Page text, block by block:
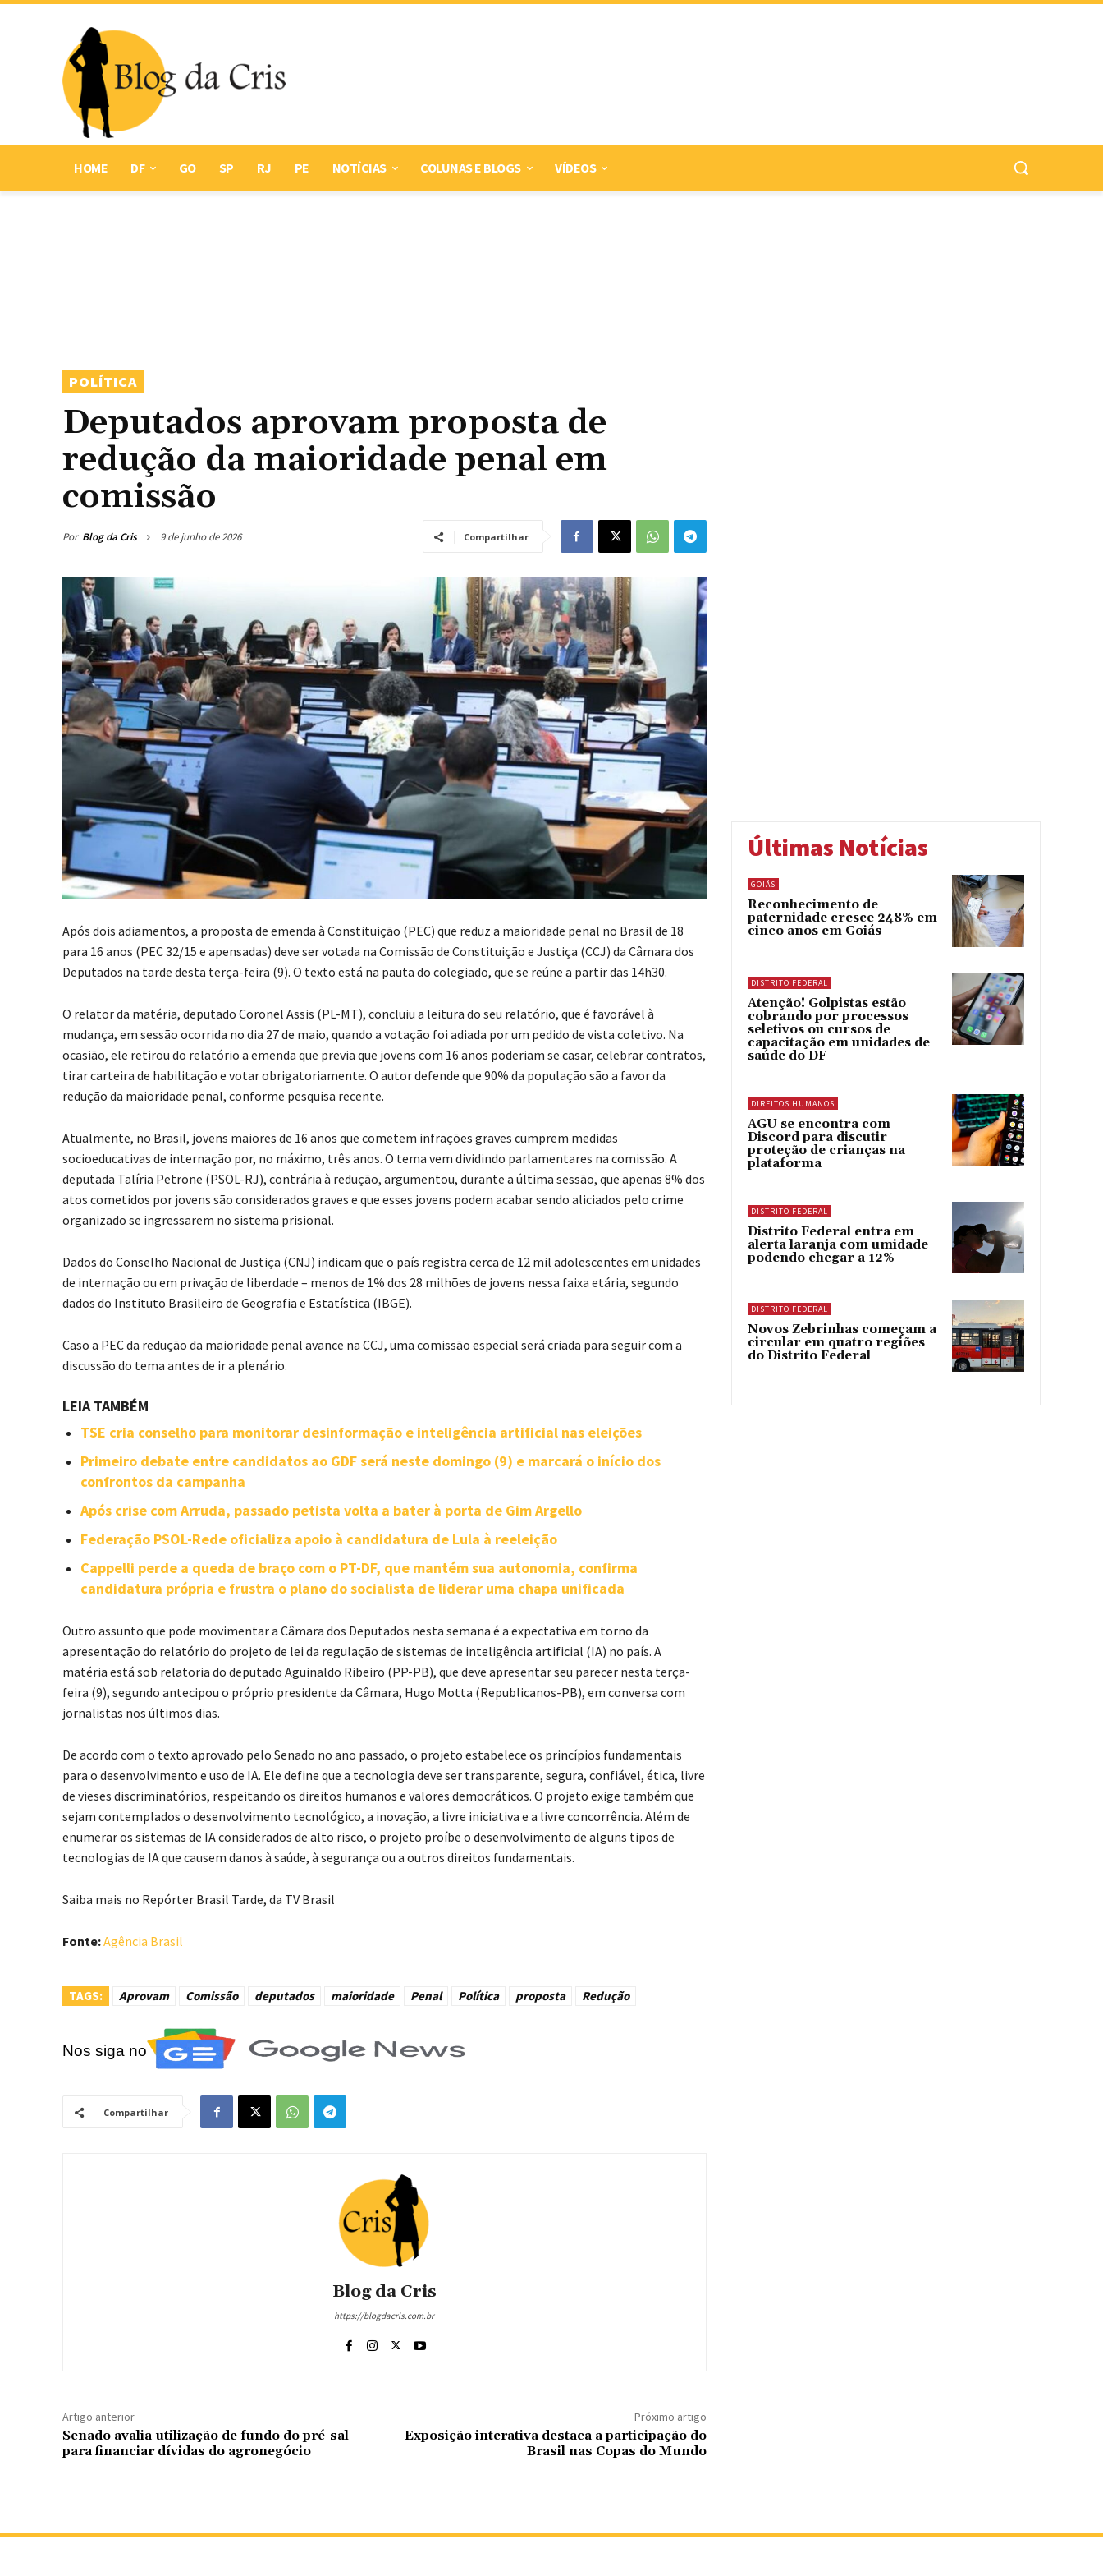
HOME DF GO SP RJ PE NOTÍCIAS COLUNAS E BLOGS VÍDEOS
POLÍTICA
Deputados aprovam proposta de
redução da maioridade penal em
comissão
Por Blog da Cris 9 de junho de 2026 Compartilhar
Após dois adiamentos, a proposta de emenda à Constituição (PEC) que reduz a maioridade penal no Brasil de 18
para 16 anos (PEC 32/15 e apensadas) deve ser votada na Comissão de Constituição e Justiça (CCJ) da Câmara dos
Deputados na tarde desta terça-feira (9). O texto está na pauta do colegiado, que se reúne a partir das 14h30.
O relator da matéria, deputado Coronel Assis (PL-MT), concluiu a leitura do seu relatório, que é favorável à
mudança, em sessão ocorrida no dia 27 de maio, quando a votação foi adiada por um pedido de vista coletivo. Na
ocasião, ele retirou do relatório a emenda que previa que jovens com 16 anos poderiam se casar, celebrar contratos,
tirar carteira de habilitação e votar obrigatoriamente. O autor defende que 90% da população são a favor da
redução da maioridade penal, conforme pesquisa recente.
Atualmente, no Brasil, jovens maiores de 16 anos que cometem infrações graves cumprem medidas
socioeducativas de internação por, no máximo, três anos. O tema vem dividindo parlamentares na comissão. A
deputada Talíria Petrone (PSOL-RJ), contrária à redução, argumentou, durante a última sessão, que apenas 8% dos
atos cometidos por jovens são considerados graves e que esses jovens podem acabar sendo aliciados pelo crime
organizado se ingressarem no sistema prisional.
Dados do Conselho Nacional de Justiça (CNJ) indicam que o país registra cerca de 12 mil adolescentes em unidades
de internação ou em privação de liberdade – menos de 1% dos 28 milhões de jovens nessa faixa etária, segundo
dados do Instituto Brasileiro de Geografia e Estatística (IBGE).
Caso a PEC da redução da maioridade penal avance na CCJ, uma comissão especial será criada para seguir com a
discussão do tema antes de ir a plenário.
LEIA TAMBÉM
TSE cria conselho para monitorar desinformação e inteligência artificial nas eleições
Primeiro debate entre candidatos ao GDF será neste domingo (9) e marcará o início dos
confrontos da campanha
Após crise com Arruda, passado petista volta a bater à porta de Gim Argello
Federação PSOL-Rede oficializa apoio à candidatura de Lula à reeleição
Cappelli perde a queda de braço com o PT-DF, que mantém sua autonomia, confirma
candidatura própria e frustra o plano do socialista de liderar uma chapa unificada
Outro assunto que pode movimentar a Câmara dos Deputados nesta semana é a expectativa em torno da
apresentação do relatório do projeto de lei da regulação de sistemas de inteligência artificial (IA) no país. A
matéria está sob relatoria do deputado Aguinaldo Ribeiro (PP-PB), que deve apresentar seu parecer nesta terça-
feira (9), segundo antecipou o próprio presidente da Câmara, Hugo Motta (Republicanos-PB), em conversa com
jornalistas nos últimos dias.
De acordo com o texto aprovado pelo Senado no ano passado, o projeto estabelece os princípios fundamentais
para o desenvolvimento e uso de IA. Ele define que a tecnologia deve ser transparente, segura, confiável, ética, livre
de vieses discriminatórios, respeitando os direitos humanos e valores democráticos. O projeto exige também que
sejam contemplados o desenvolvimento tecnológico, a inovação, a livre iniciativa e a livre concorrência. Além de
enumerar os sistemas de IA considerados de alto risco, o projeto proíbe o desenvolvimento de alguns tipos de
tecnologias de IA que causem danos à saúde, à segurança ou a outros direitos fundamentais.
Saiba mais no Repórter Brasil Tarde, da TV Brasil
Fonte:Agência Brasil
TAGS: Aprovam Comissão deputados maioridade Penal Política proposta Redução
Nos siga no
Compartilhar
Blog da Cris
https://blogdacris.com.br
Artigo anterior
Senado avalia utilização de fundo do pré-sal
para financiar dívidas do agronegócio
Próximo artigo
Exposição interativa destaca a participação do
Brasil nas Copas do Mundo
Últimas Notícias
GOIÁS
Reconhecimento de
paternidade cresce 248% em
cinco anos em Goiás
DISTRITO FEDERAL
Atenção! Golpistas estão
cobrando por processos
seletivos ou cursos de
capacitação em unidades de
saúde do DF
DIREITOS HUMANOS
AGU se encontra com
Discord para discutir
proteção de crianças na
plataforma
DISTRITO FEDERAL
Distrito Federal entra em
alerta laranja com umidade
podendo chegar a 12%
DISTRITO FEDERAL
Novos Zebrinhas começam a
circular em quatro regiões
do Distrito Federal